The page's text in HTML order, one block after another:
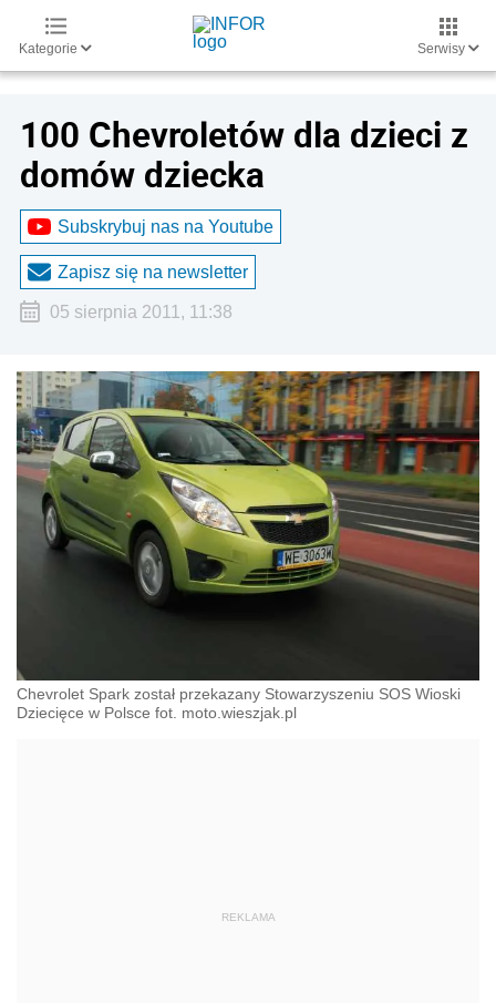
Kategorie Serwisy
100 Chevroletów dla dzieci z
domów dziecka
Subskrybuj nas na Youtube
Zapisz się na newsletter
05 sierpnia 2011, 11:38
Chevrolet Spark został przekazany Stowarzyszeniu SOS Wioski
Dziecięce w Polsce fot. moto.wieszjak.pl